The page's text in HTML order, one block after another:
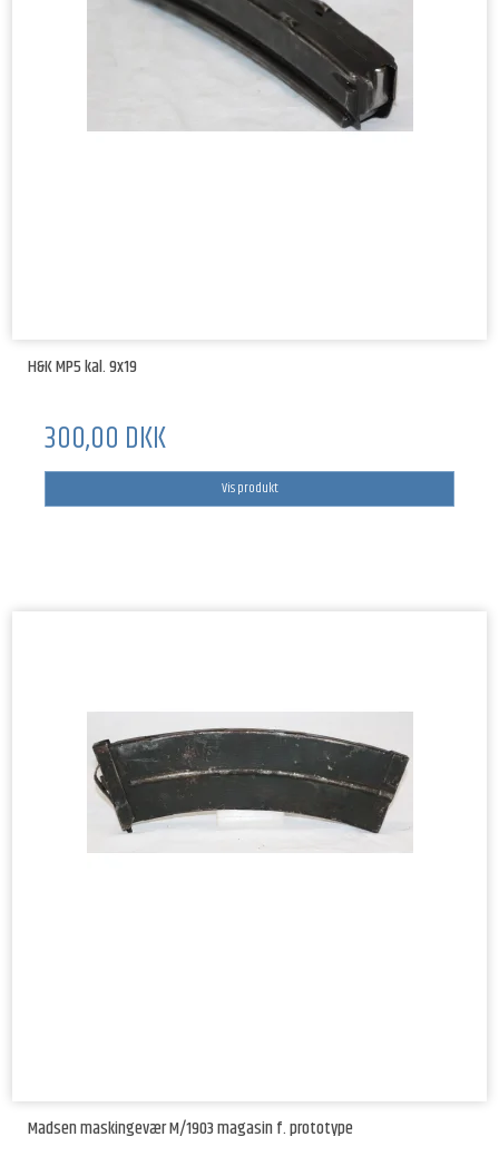
H&K MP5 kal. 9x19
300,00 DKK
Vis produkt
Madsen maskingevær M/1903 magasin f. prototype